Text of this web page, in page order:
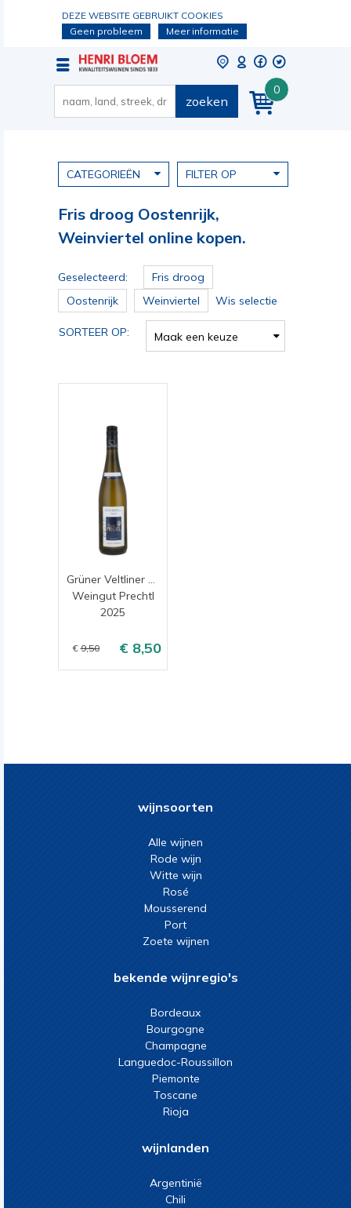
DEZE WEBSITE GEBRUIKT COOKIES
Geen probleem
Meer informatie
0
zoeken
CATEGORIEËN FILTER OP
Fris droog Oostenrijk,
Weinviertel online kopen.
Geselecteerd:
Fris droog
Oostenrijk
Weinviertel Wis selectie
SORTEER OP: Maak een keuze
Weingut Prechtl
2025
9,50 8,50
wijnsoorten
Alle wijnen
Rode wijn
Witte wijn
Rosé
Mousserend
Port
Zoete wijnen
bekende wijnregio's
Bordeaux
Bourgogne
Champagne
Languedoc-Roussillon
Piemonte
Toscane
Rioja
wijnlanden
Argentinië
Chili